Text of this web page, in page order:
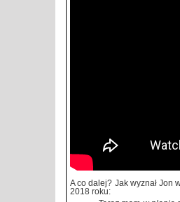
A co dalej? Jak wyznał Jon
2018 roku: